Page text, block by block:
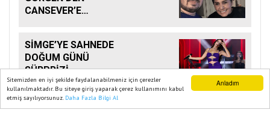
Anladım
Sitemizden en iyi şekilde faydalanabilmeniz için çerezler
kullanılmaktadır. Bu siteye giriş yaparak çerez kullanımını kabul
etmiş sayılıyorsunuz. Daha Fazla Bilgi Al
CANSEVER’E
SİMGE’YE SAHNEDE
DOĞUM GÜNÜ
SÜRPRİZİ
Ana Sayfa Web TV